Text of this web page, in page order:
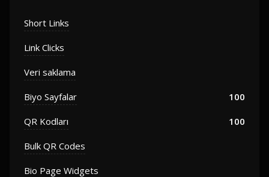
Short Links
Link Clicks
Veri saklama
Biyo Sayfalar 100
QR Kodları 100
Bulk QR Codes
Bio Page Widgets